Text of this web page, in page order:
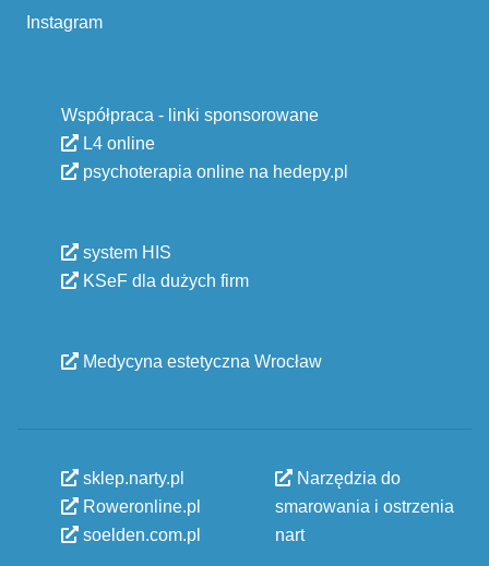
Instagram
Współpraca - linki sponsorowane
L4 online
psychoterapia online na hedepy.pl
system HIS
KSeF dla dużych firm
Medycyna estetyczna Wrocław
sklep.narty.pl
Roweronline.pl
soelden.com.pl
Narzędzia do
smarowania i ostrzenia
nart